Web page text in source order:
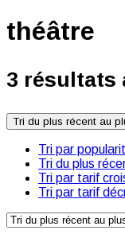
théâtre
3 résultats
Tri du plus récent au
Tri par
Tri du plus
Tri par tarif
Tri par tarif